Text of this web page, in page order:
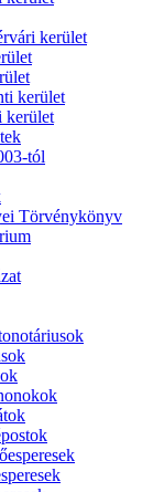
kerület
kerület
kerület
tól
Törvénykönyv